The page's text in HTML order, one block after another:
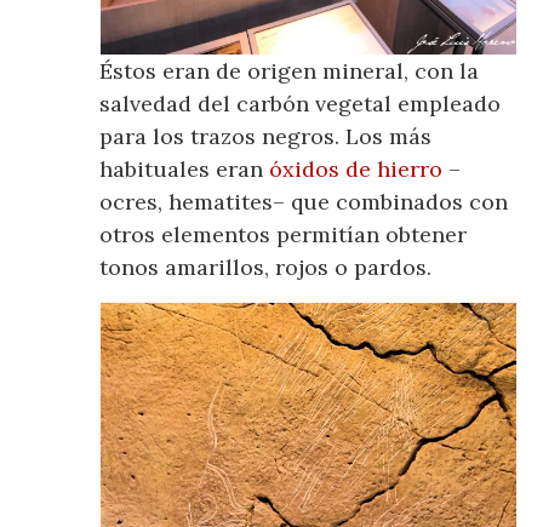
Éstos eran de origen mineral, con la
salvedad del carbón vegetal empleado
para los trazos negros. Los más
habituales eran óxidos de hierro –
ocres, hematites– que combinados con
otros elementos permitían obtener
tonos amarillos, rojos o pardos.